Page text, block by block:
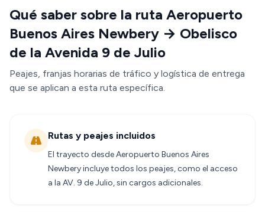
Qué saber sobre la ruta Aeropuerto
Buenos Aires Newbery → Obelisco
de la Avenida 9 de Julio
Peajes, franjas horarias de tráfico y logística de entrega
que se aplican a esta ruta específica.
Rutas y peajes incluidos
El trayecto desde Aeropuerto Buenos Aires
Newbery incluye todos los peajes, como el acceso
a la AV. 9 de Julio, sin cargos adicionales.